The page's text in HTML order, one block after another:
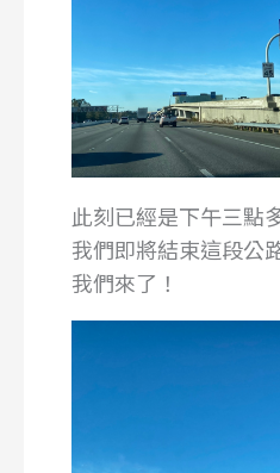
此刻已經是下午三點
我們即將結束這段公
我們來了！